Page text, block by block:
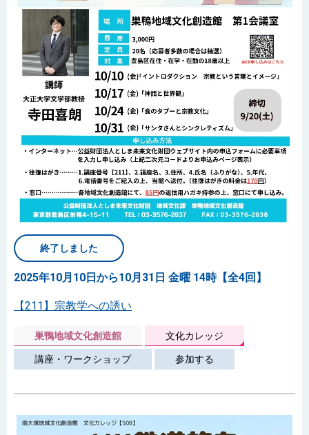
終了しました
2025年10月10日から10月31日 金曜 14時【全4回】
【211】宗教学への誘い
巣鴨地域文化創造館 文化カレッジ
講座・ワークショップ 参加する